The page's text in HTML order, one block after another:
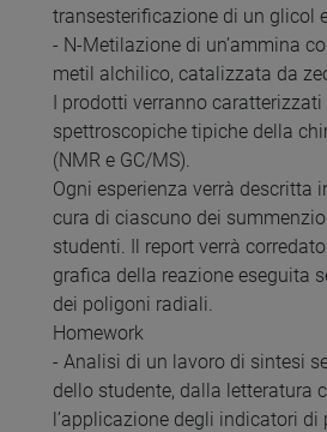
transesterificazione di un glicol
- N-Metilazione di un’ammina
metil alchilico, catalizzata da
I prodotti verranno
spettroscopiche tipiche della
(NMR e GC/MS).
Ogni esperienza verrà descritta
cura di ciascuno dei
studenti. Il report verrà
grafica della reazione eseguita
dei poligoni radiali.
Homework
- Analisi di un lavoro di sintesi
dello studente, dalla letteratura
l’applicazione degli indicatori di